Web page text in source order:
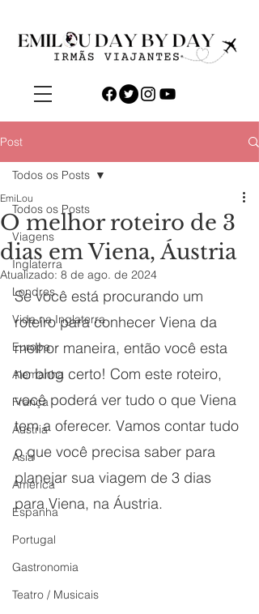
Post
Todos os Posts
Viagens
Inglaterra
Londres
Vida na Inglaterra
Europa
Alemanha
França
Áustria
Ásia
América
Espanha
Portugal
Gastronomia
Teatro / Musicais
Todos os Posts
O melhor roteiro de 3
dias em Viena, Áustria
EmiLou
Atualizado: 8 de ago. de 2024
Se você está procurando um
roteiro para conhecer Viena da
melhor maneira, então você esta
no blog certo! Com este roteiro,
você poderá ver tudo o que Viena
tem a oferecer. Vamos contar tudo
o que você precisa saber para
planejar sua viagem de 3 dias
para Viena, na Áustria.